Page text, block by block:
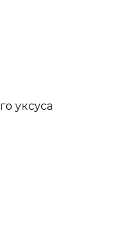
уксуса